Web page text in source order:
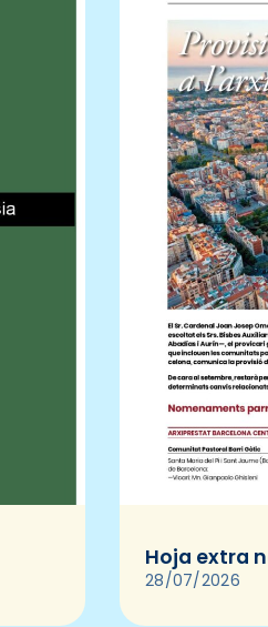
Hoja extra
28/07/2026